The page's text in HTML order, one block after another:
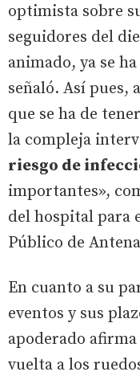
optimista sobre
seguidores del
animado, ya se
señaló. Así pues,
que se ha de
la compleja
riesgo de
importantes»,
del hospital para
Público de
En cuanto a su
eventos y sus
apoderado afirma
vuelta a los